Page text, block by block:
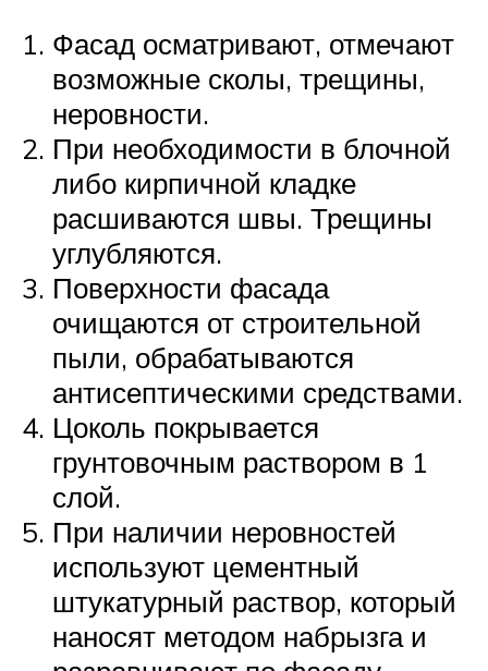
Фасад осматривают, отмечают
возможные сколы, трещины,
неровности.
При необходимости в блочной
либо кирпичной кладке
расшиваются швы. Трещины
углубляются.
Поверхности фасада
очищаются от строительной
пыли, обрабатываются
антисептическими средствами.
Цоколь покрывается
грунтовочным раствором в 1
слой.
При наличии неровностей
используют цементный
штукатурный раствор, который
наносят методом набрызга и